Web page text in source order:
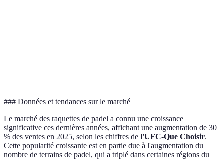
### Données et tendances sur le marché
Le marché des raquettes de padel a connu une croissance
significative ces dernières années, affichant une augmentation de 30
% des ventes en 2025, selon les chiffres de l'UFC-Que Choisir.
Cette popularité croissante est en partie due à l'augmentation du
nombre de terrains de padel, qui a triplé dans certaines régions du